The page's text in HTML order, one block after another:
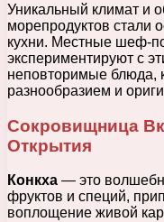
Уникальный климат и
морепродуктов стали
кухни. Местные шеф-
экспериментируют с
неповторимые блюда,
разнообразием и
Сокровищница
Открытия
Конкха — это
фруктов и специй,
воплощение живой